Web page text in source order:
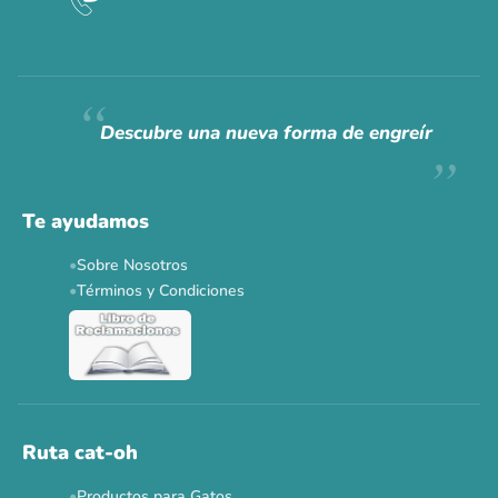
Siempre fuimosraros.
Ver todas las promos 🐾
Descubre una nueva forma de engreír
Te ayudamos
Sobre Nosotros
Términos y Condiciones
Ruta cat-oh